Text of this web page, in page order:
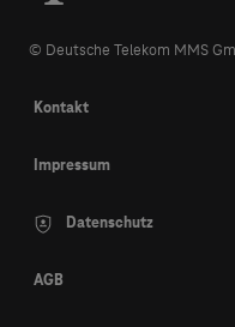
© Deutsche Telekom MMS
Kontakt
Impressum
Datenschutz
AGB